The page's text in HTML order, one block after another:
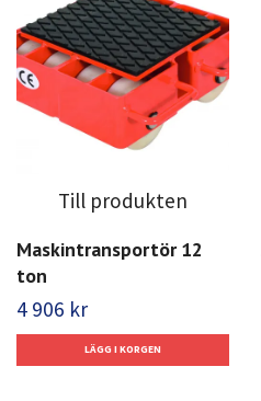
Till produkten
Maskintransportör 12
ton
4 906 kr